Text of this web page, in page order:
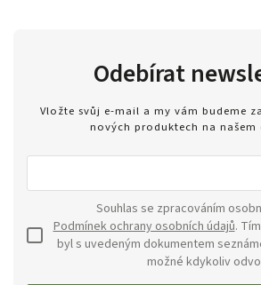
Odebírat
Vložte svůj e-mail a my vám budeme
nových produktech na našem
Podmínek ochrany osobních údajů.
byl s uvedeným dokumentem
možné kdykoliv